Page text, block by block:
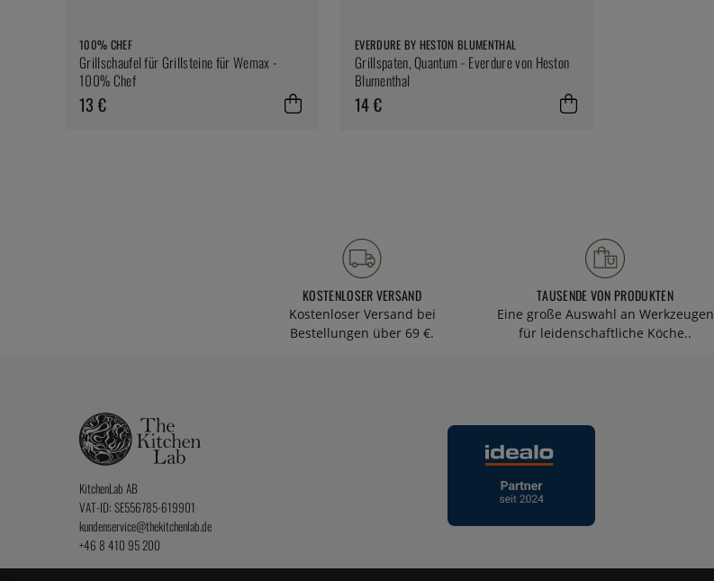
100% CHEF
Grillschaufel für Grillsteine für Wemax -
100% Chef
13 €
EVERDURE BY HESTON BLUMENTHAL
Grillspaten, Quantum - Everdure von Heston
Blumenthal
14 €
KOSTENLOSER VERSAND
Kostenloser Versand bei
Bestellungen über 69 €.
TAUSENDE VON PRODUKTEN
Eine große Auswahl an Werkzeugen
für leidenschaftliche Köche..
KitchenLab AB
VAT-ID: SE556785-619901
kundenservice@thekitchenlab.de
+46 8 410 95 200